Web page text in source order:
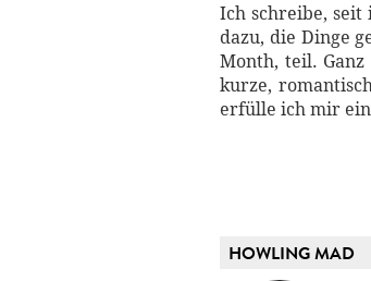
Ich schreibe, seit
dazu, die Dinge
Month, teil.
kurze,
erfülle ich mir
HOWLING MAD